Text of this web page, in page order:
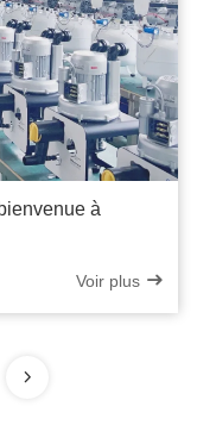
à
Voir plus